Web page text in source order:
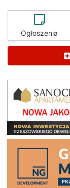
Ogłoszenia